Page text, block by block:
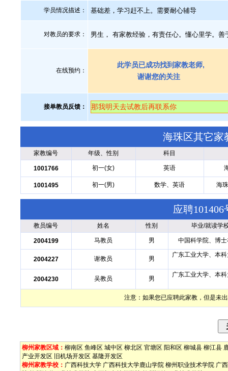
学员情况描述： 基础差，学习赶不上。需要耐心辅导
对教员的要求： 男生， 有家教经验，有责任心。懂心里学。善
在线预约：
此学员已成功找到家教老师,
谢谢您的关注
接单教员反馈： 那我明天去试教后再联系你
海珠区其它家
家教编号 年级、性别 科目
1001766 初一(女) 英语
1001495 初一(男) 数学、英语 海
应聘
教员编号 姓名 性别 毕业/就读学
2004199 马教员 男 中国科学院、博
2004227 谢教员 男
广东工业大学、本
2004230 吴教员 男
广东工业大学、本
注意：如果您已应聘此家教，但是未
柳州家教区域： 柳南区 鱼峰区 城中区 柳北区 官塘区 阳和区 柳城县 柳江县
产业开发区
旧机场开发区 基隆开发区
柳州家教学校： 广西科技大学 广西科技大学鹿山学院 柳州职业技术学院 广